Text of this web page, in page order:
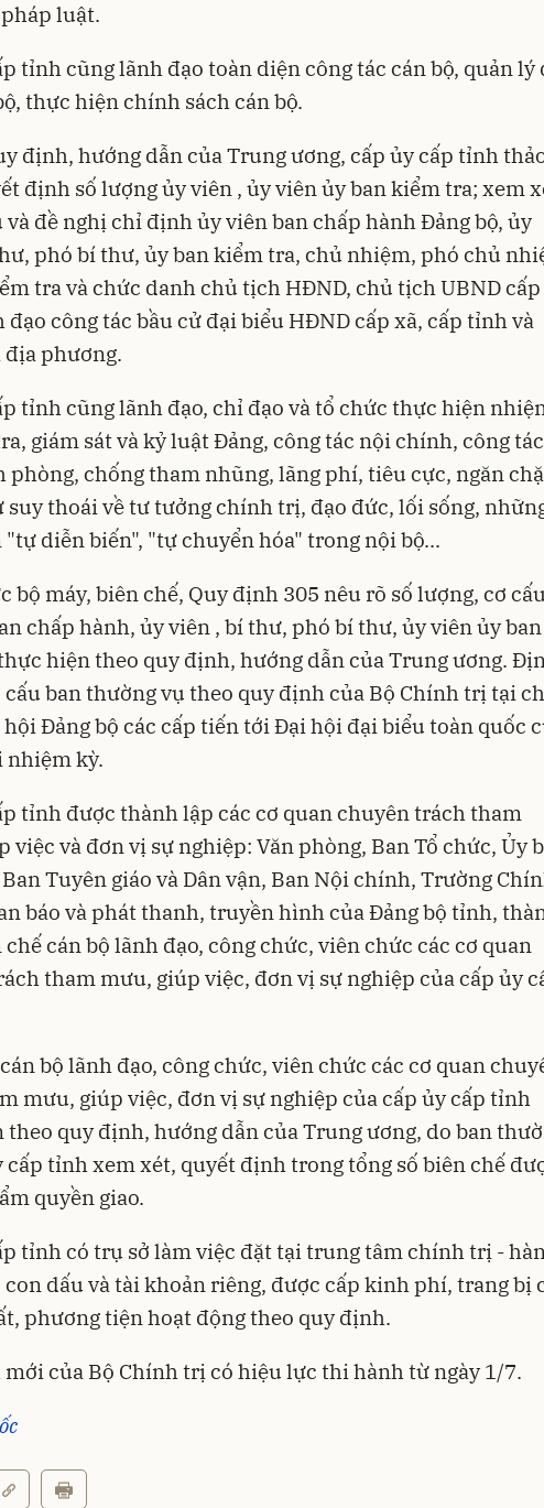
luật.
tỉnh cũng lãnh đạo toàn diện công tác cán bộ, quản lý
thực hiện chính sách cán bộ.
định, hướng dẫn của Trung ương, cấp ủy cấp tỉnh
định số lượng ủy viên , ủy viên ủy ban kiểm tra; xem
đề nghị chỉ định ủy viên ban chấp hành Đảng bộ, ủy
phó bí thư, ủy ban kiểm tra, chủ nhiệm, phó chủ
tra và chức danh chủ tịch HĐND, chủ tịch UBND cấp
công tác bầu cử đại biểu HĐND cấp xã, cấp tỉnh và
phương.
tỉnh cũng lãnh đạo, chỉ đạo và tổ chức thực hiện
giám sát và kỷ luật Đảng, công tác nội chính, công tác
phòng, chống tham nhũng, lãng phí, tiêu cực, ngăn
suy thoái về tư tưởng chính trị, đạo đức, lối sống,
diễn biến", "tự chuyển hóa" trong nội bộ...
bộ máy, biên chế, Quy định 305 nêu rõ số lượng, cơ cấu
chấp hành, ủy viên , bí thư, phó bí thư, ủy viên ủy ban
hiện theo quy định, hướng dẫn của Trung ương.
cấu ban thường vụ theo quy định của Bộ Chính trị tại
Đảng bộ các cấp tiến tới Đại hội đại biểu toàn quốc
nhiệm kỳ.
tỉnh được thành lập các cơ quan chuyên trách tham
việc và đơn vị sự nghiệp: Văn phòng, Ban Tổ chức, Ủy
Tuyên giáo và Dân vận, Ban Nội chính, Trường
báo và phát thanh, truyền hình của Đảng bộ tỉnh,
cán bộ lãnh đạo, công chức, viên chức các cơ quan
tham mưu, giúp việc, đơn vị sự nghiệp của cấp ủy
bộ lãnh đạo, công chức, viên chức các cơ quan
mưu, giúp việc, đơn vị sự nghiệp của cấp ủy cấp tỉnh
quy định, hướng dẫn của Trung ương, do ban
cấp tỉnh xem xét, quyết định trong tổng số biên chế
quyền giao.
tỉnh có trụ sở làm việc đặt tại trung tâm chính trị -
dấu và tài khoản riêng, được cấp kinh phí, trang bị
phương tiện hoạt động theo quy định.
của Bộ Chính trị có hiệu lực thi hành từ ngày 1/7.
ốc